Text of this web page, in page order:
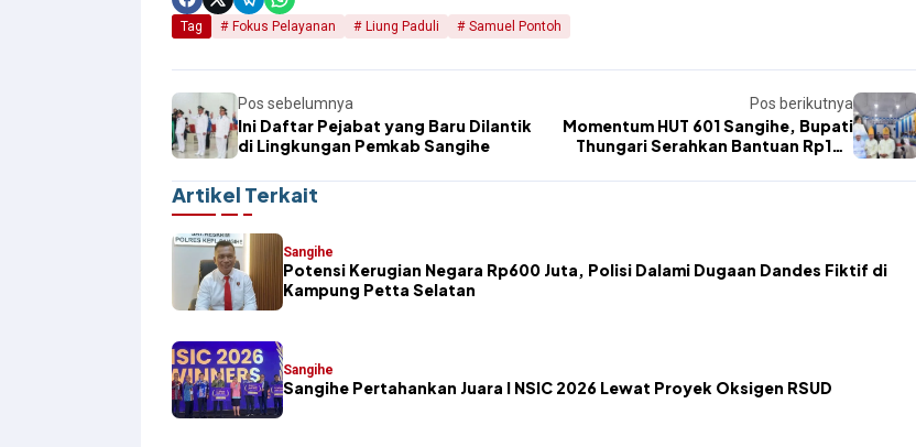
Tag Fokus Pelayanan Liung Paduli Samuel Pontoh
Pos sebelumnya
Ini Daftar Pejabat yang Baru Dilantik
di Lingkungan Pemkab Sangihe
Pos berikutnya
Momentum HUT 601 Sangihe, Bupati
Thungari Serahkan Bantuan Rp100
Artikel Terkait
Sangihe
Potensi Kerugian Negara Rp600 Juta, Polisi Dalami Dugaan Dandes Fiktif di
Kampung Petta Selatan
Sangihe
Sangihe Pertahankan Juara I NSIC 2026 Lewat Proyek Oksigen RSUD